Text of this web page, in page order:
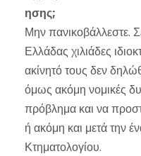
ησης;
Μην πανικοβάλλεστε.
Ελλάδας χιλιάδες
ακίνητό τους δεν
όμως ακόμη νομικές
πρόβλημα και να
ή ακόμη και μετά την
Κτηματολογίου.